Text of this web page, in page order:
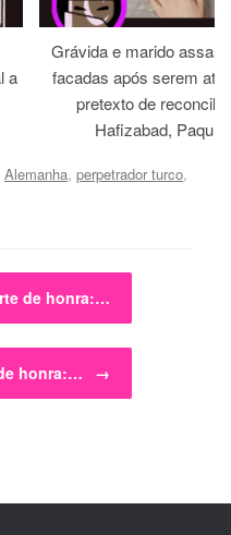
a
Grávida e marido
facadas após serem
pretexto de
Hafizabad,
Alemanha, perpetrador turco,
de honra:…
honra:… →